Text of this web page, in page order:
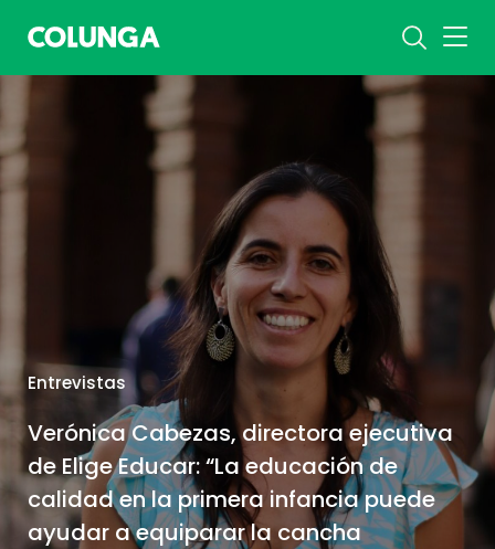
Entrevistas
Verónica Cabezas, directora ejecutiva
de Elige Educar: “La educación de
calidad en la primera infancia puede
ayudar a equiparar la cancha